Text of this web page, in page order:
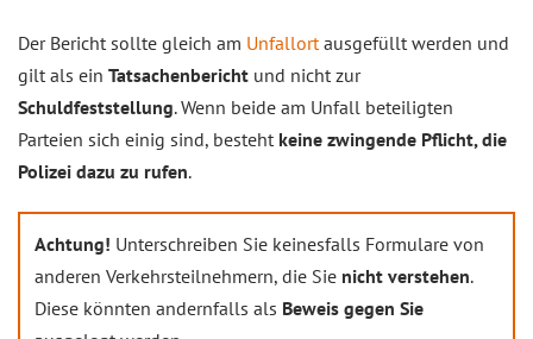
Der Bericht sollte gleich am Unfallort ausgefüllt werden und
gilt als ein Tatsachenbericht und nicht zur
Schuldfeststellung. Wenn beide am Unfall beteiligten
Parteien sich einig sind, besteht keine zwingende Pflicht, die
Polizei dazu zu rufen.
Achtung! Unterschreiben Sie keinesfalls Formulare von
anderen Verkehrsteilnehmern, die Sie nicht verstehen.
Diese könnten andernfalls als Beweis gegen Sie